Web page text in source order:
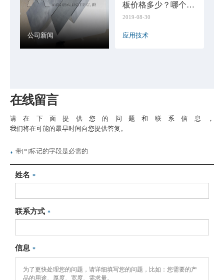
公司新闻
板价格多少？哪个厂
家好
2019-08-30
应用技术
在线留言
请在下面提供您的问题和联系信息，
我们将在可能的最早时间向您提供答复。
* 带[*]标记的字段是必需的.
姓名 *
联系方式 *
信息 *